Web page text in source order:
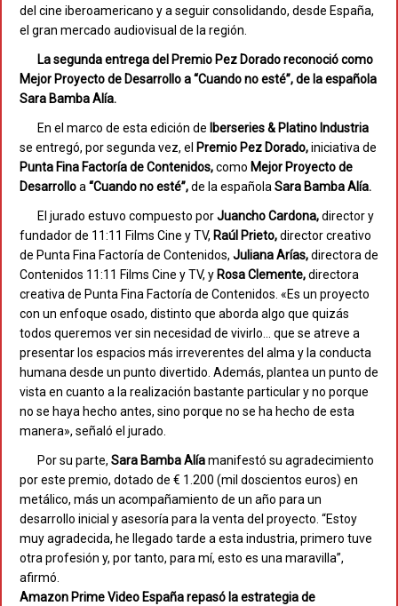
del cine iberoamericano y a seguir consolidando, desde España,
el gran mercado audiovisual de la región.
La segunda entrega del Premio Pez Dorado reconoció como
Mejor Proyecto de Desarrollo a “Cuando no esté”, de la española
Sara Bamba Alía.
En el marco de esta edición de Iberseries & Platino Industria
se entregó, por segunda vez, el Premio Pez Dorado,iniciativa de
Punta Fina Factoría de Contenidos,como Mejor Proyecto de
Desarrolloa“Cuando no esté”,de la españolaSara Bamba Alía.
El jurado estuvo compuesto porJuancho Cardona,director y
fundador de 11:11 Films Cine y TV, Raúl Prieto,director creativo
de Punta Fina Factoría de Contenidos, Juliana Arías,directora de
Contenidos 11:11 Films Cine y TV, y Rosa Clemente,directora
creativa de Punta Fina Factoría de Contenidos. «Es un proyecto
con un enfoque osado, distinto que aborda algo que quizás
todos queremos ver sin necesidad de vivirlo… que se atreve a
presentar los espacios más irreverentes del alma y la conducta
humana desde un punto divertido. Además, plantea un punto de
vista en cuanto a la realización bastante particular y no porque
no se haya hecho antes, sino porque no se ha hecho de esta
manera», señaló el jurado.
Por su parte, Sara Bamba Alíamanifestó su agradecimiento
por este premio, dotado de € 1.200 (mil doscientos euros) en
metálico, más un acompañamiento de un año para un
desarrollo inicial y asesoría para la venta del proyecto. “Estoy
muy agradecida, he llegado tarde a esta industria, primero tuve
otra profesión y, por tanto, para mí, esto es una maravilla”,
afirmó.
Amazon Prime Video España repasó la estrategia de